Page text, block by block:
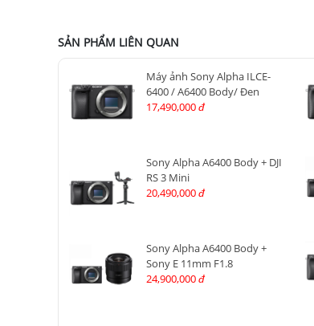
SẢN PHẨM LIÊN QUAN
Máy ảnh Sony Alpha ILCE-
6400 / A6400 Body/ Đen
17,490,000 đ
Sony Alpha A6400 Body + DJI
RS 3 Mini
20,490,000 đ
Sony Alpha A6400 Body +
Sony E 11mm F1.8
24,900,000 đ